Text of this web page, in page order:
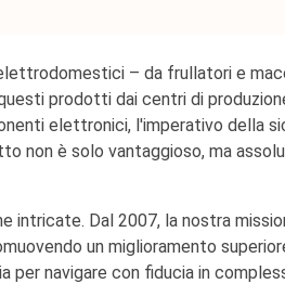
– da frullatori e
prodotti dai centri di
elettronici, l'imperativo della
è solo vantaggioso, ma
intricate. Dal 2007, la nostra
un miglioramento
per navigare con fiducia in